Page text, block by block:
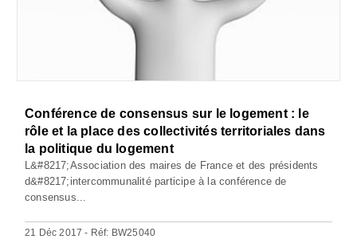
Conférence de consensus sur le logement : le
rôle et la place des collectivités territoriales dans
la politique du logement
L&#8217;Association des maires de France et des présidents
d&#8217;intercommunalité participe à la conférence de
consensus...
21 Déc 2017 - Réf: BW25040